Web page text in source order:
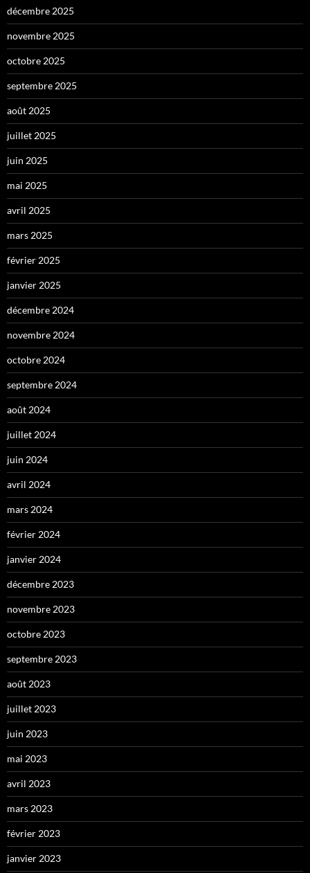
décembre 2025
novembre 2025
octobre 2025
septembre 2025
août 2025
juillet 2025
juin 2025
mai 2025
avril 2025
mars 2025
février 2025
janvier 2025
décembre 2024
novembre 2024
octobre 2024
septembre 2024
août 2024
juillet 2024
juin 2024
avril 2024
mars 2024
février 2024
janvier 2024
décembre 2023
novembre 2023
octobre 2023
septembre 2023
août 2023
juillet 2023
juin 2023
mai 2023
avril 2023
mars 2023
février 2023
janvier 2023